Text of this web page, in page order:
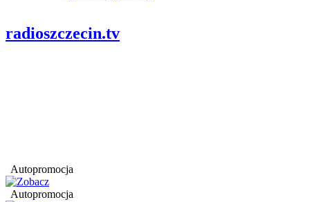
radioszczecin.tv
Autopromocja
Autopromocja